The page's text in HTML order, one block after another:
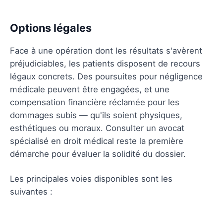
Options légales
Face à une opération dont les résultats s'avèrent
préjudiciables, les patients disposent de recours
légaux concrets. Des poursuites pour négligence
médicale peuvent être engagées, et une
compensation financière réclamée pour les
dommages subis — qu'ils soient physiques,
esthétiques ou moraux. Consulter un avocat
spécialisé en droit médical reste la première
démarche pour évaluer la solidité du dossier.
Les principales voies disponibles sont les
suivantes :